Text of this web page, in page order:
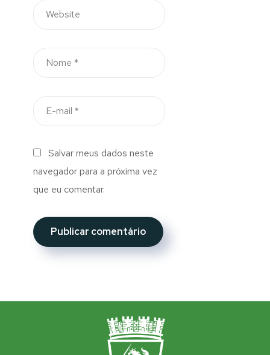
Salvar meus dados neste
navegador para a próxima vez
que eu comentar.